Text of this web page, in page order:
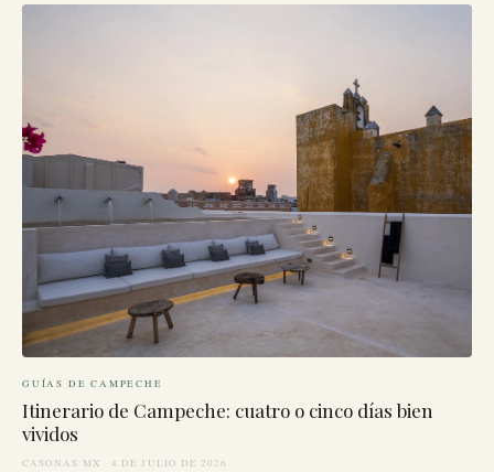
GUÍAS DE CAMPECHE
Itinerario de Campeche: cuatro o cinco días bien
vividos
CASONAS MX · 4 DE JULIO DE 2026